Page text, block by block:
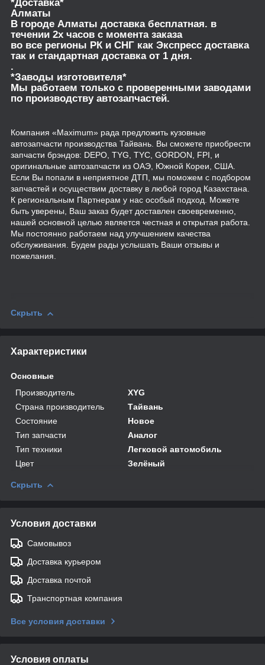
*Доставка*
Алматы
В городе Алматы доставка бесплатная. в
течении 2х часов с момента заказа
во все регионы РК и СНГ как Экспресс доставка
так и стандартная доставка от 1 дня.
.
*Заводы изготовителя*
Мы работаем только с проверенными заводами
по производству автозапчастей.
Компания «Maximum» рада предложить кузовные
автозапчасти производства Тайвань. Вы сможете приобрести
запчасти брэндов: DEPO, TYG, TYC, GORDON, FPI, и
оригинальные автозапчасти из ОАЭ, Южной Кореи, США.
Если Вы попали в неприятное ДТП, мы поможем с подбором
запчастей и осуществим доставку в любой город Казахстана.
К региональным Партнерам у нас особый подход. Можете
быть уверены, Ваш заказ будет доставлен своевременно,
нашей основной целью является честная и открытая работа.
Мы постоянно работаем над улучшением качества
обслуживания. Будем рады услышать Ваши отзывы и
пожелания.
Скрыть
Характеристики
Основные
Производитель
XYG
Страна производитель
Тайвань
Состояние
Новое
Тип запчасти
Аналог
Тип техники
Легковой автомобиль
Цвет
Зелёный
Скрыть
Условия доставки
Самовывоз
Доставка курьером
Доставка почтой
Транспортная компания
Все условия доставки
Условия оплаты